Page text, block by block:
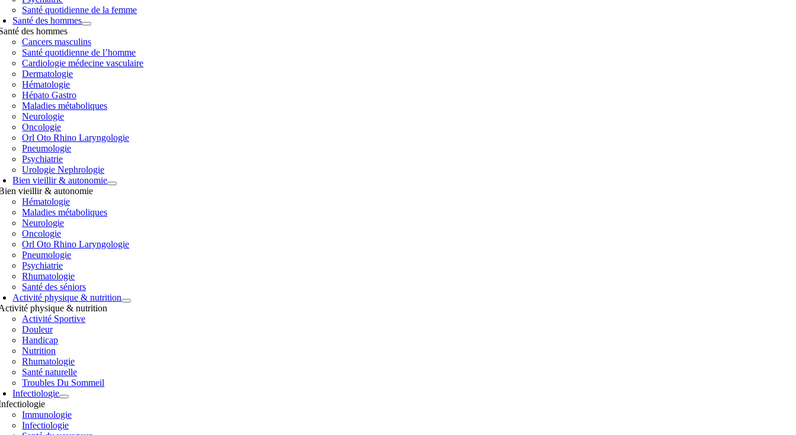
Santé quotidienne de la femme
Santé des hommes
des hommes
Cancers masculins
Santé quotidienne de l’homme
Cardiologie médecine vasculaire
Dermatologie
Hématologie
Hépato Gastro
Maladies métaboliques
Neurologie
Oncologie
Orl Oto Rhino Laryngologie
Pneumologie
Psychiatrie
Urologie Nephrologie
Bien vieillir & autonomie
vieillir & autonomie
Hématologie
Maladies métaboliques
Neurologie
Oncologie
Orl Oto Rhino Laryngologie
Pneumologie
Psychiatrie
Rhumatologie
Santé des séniors
Activité physique & nutrition
physique & nutrition
Activité Sportive
Douleur
Handicap
Nutrition
Rhumatologie
Santé naturelle
Troubles Du Sommeil
Infectiologie
Immunologie
Infectiologie